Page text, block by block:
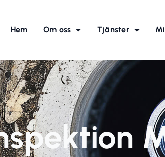
Hem Om oss Tjänster